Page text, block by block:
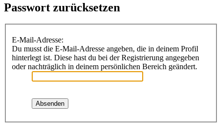
Passwort zurücksetzen
E-Mail-Adresse:
Du musst die E-Mail-Adresse angeben, die in deinem Profil
hinterlegt ist. Diese hast du bei der Registrierung angegeben
oder nachträglich in deinem persönlichen Bereich geändert.